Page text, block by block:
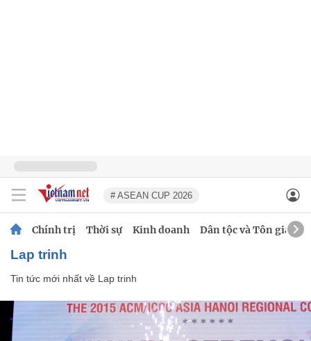
# ASEAN CUP 2026
Chính trị Thời sự Kinh doanh Dân tộc và Tôn giáo
Lap trinh
Tin tức mới nhất về Lap trinh